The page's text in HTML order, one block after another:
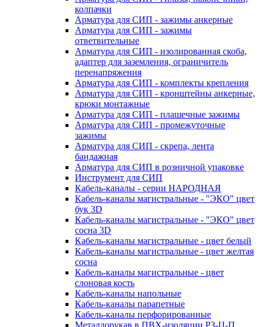
колпачки
Арматура для СИП - зажимы анкерные
Арматура для СИП - зажимы
ответвительные
Арматура для СИП - изолированная скоба,
адаптер для заземления, ограничитель
перенапряжения
Арматура для СИП - комплекты крепления
Арматура для СИП - кронштейны анкерные,
крюки монтажные
Арматура для СИП - плашечные зажимы
Арматура для СИП - промежуточные
зажимы
Арматура для СИП - скрепа, лента
бандажная
Арматура для СИП в розничной упаковке
Инструмент для СИП
Кабель-каналы - серии НАРОДНАЯ
Кабель-каналы магистральные - "ЭКО" цвет
бук 3D
Кабель-каналы магистральные - "ЭКО" цвет
сосна 3D
Кабель-каналы магистральные - цвет белый
Кабель-каналы магистральные - цвет желтая
сосна
Кабель-каналы магистральные - цвет
слоновая кость
Кабель-каналы напольные
Кабель-каналы парапетные
Кабель-каналы перфорированные
Металлорукав в ПВХ-изоляции РЗ-Ц-П